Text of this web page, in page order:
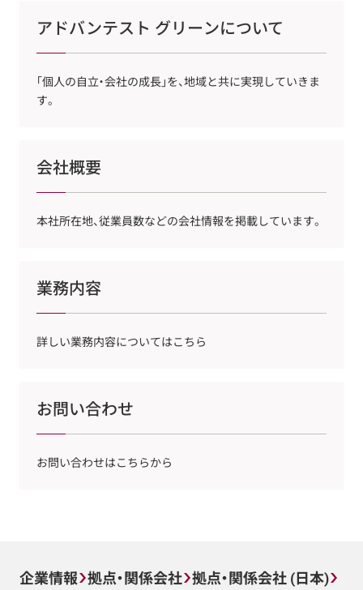
アドバンテスト グリーンについて
「個人の自立・会社の成長」を、地域と共に実現していきま
す。
会社概要
本社所在地、従業員数などの会社情報を掲載しています。
業務内容
詳しい業務内容についてはこちら
お問い合わせ
お問い合わせはこちらから
企業情報 拠点・関係会社 拠点・関係会社 (日本)